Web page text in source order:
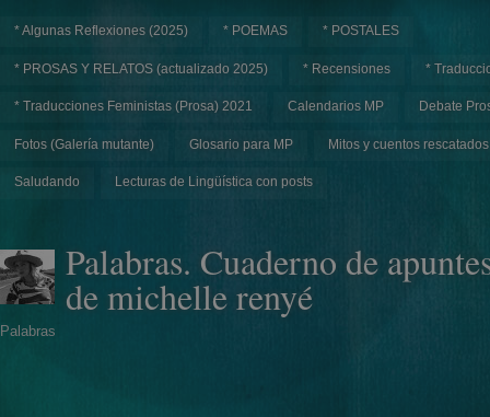
* Algunas Reflexiones (2025) * POEMAS * POSTALES
* PROSAS Y RELATOS (actualizado 2025) * Recensiones *
* Traducciones Feministas (Prosa) 2021 Calendarios MP Debate
Fotos (Galería mutante) Glosario para MP Mitos y cuentos rescatados
Saludando Lecturas de Lingüística con posts
Palabras. Cuaderno de
de michelle renyé
Palabras